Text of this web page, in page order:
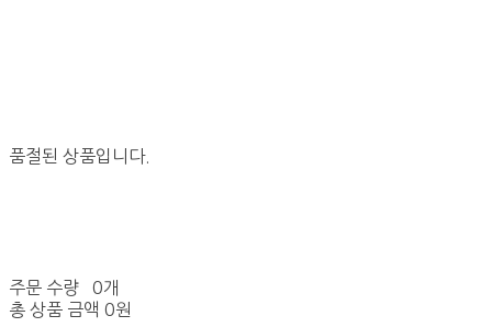
품절된 상품입니다.
주문 수량
0개
총 상품 금액 0원